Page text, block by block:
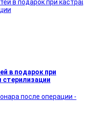
в подарок при
стерилизации